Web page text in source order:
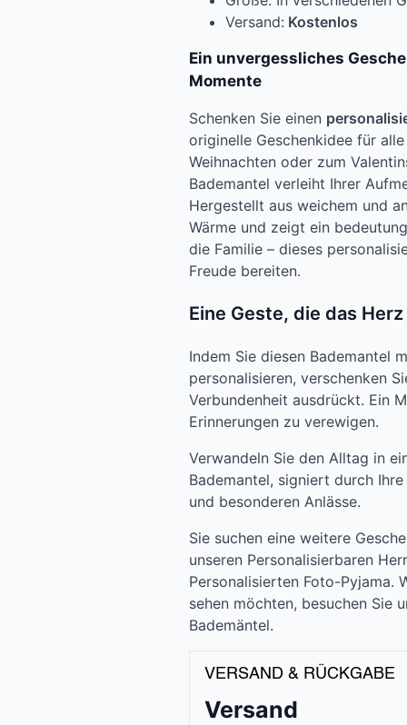
Versand: Kostenlos
Ein unvergessliches
Momente
Schenken Sie einen
originelle Geschenkidee für
Weihnachten oder zum
Bademantel verleiht Ihrer
Hergestellt aus weichem und
Wärme und zeigt ein
die Familie – dieses
Freude bereiten.
Eine Geste, die das
Indem Sie diesen Bademantel
personalisieren, verschenken
Verbundenheit ausdrückt. Ein
Erinnerungen zu verewigen.
Verwandeln Sie den Alltag in
Bademantel, signiert durch
und besonderen Anlässe.
Sie suchen eine weitere
unseren Personalisierbaren
Personalisierten Foto-Pyjama.
sehen möchten, besuchen Sie
Bademäntel.
VERSAND & RÜCKGABE
Versand